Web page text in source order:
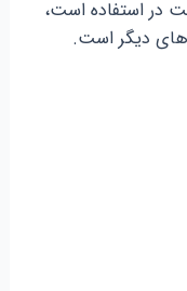
در استفاده است،
دیگر است.